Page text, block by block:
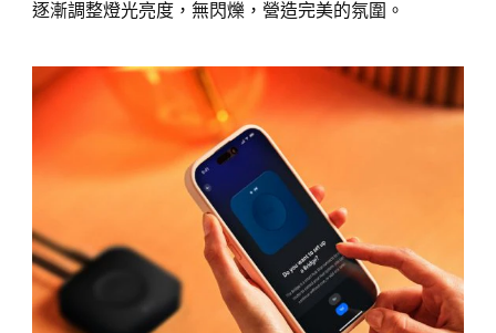
逐漸調整燈光亮度，無閃爍，營造完美的氛圍。